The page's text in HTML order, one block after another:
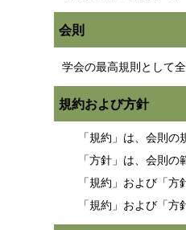
会則
学会の最高規則として
規約および方針
「規約」は、会則
「方針」は、会則
「規約」および「
「規約」および「